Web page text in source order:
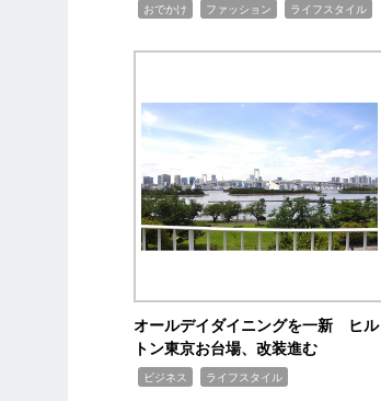
おでかけ ファッション ライフスタイル
オールデイダイニングを一新 ヒル
トン東京お台場、改装進む
ビジネス ライフスタイル